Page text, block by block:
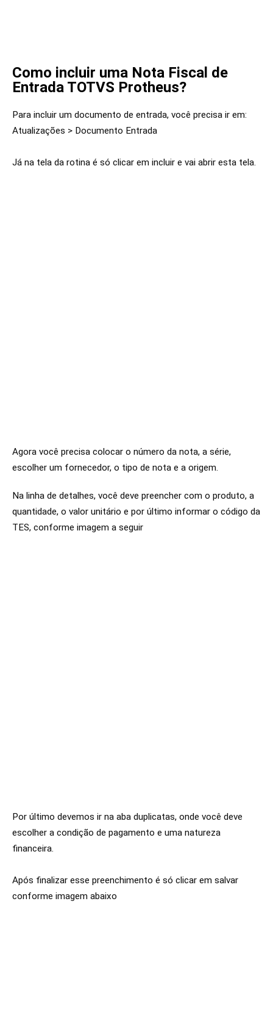
Como incluir uma Nota Fiscal de
Entrada TOTVS Protheus?
Para incluir um documento de entrada, você precisa ir em:
Atualizações > Documento Entrada
Já na tela da rotina é só clicar em incluir e vai abrir esta tela.
Agora você precisa colocar o número da nota, a série,
escolher um fornecedor, o tipo de nota e a origem.
Na linha de detalhes, você deve preencher com o produto, a
quantidade, o valor unitário e por último informar o código da
TES, conforme imagem a seguir
Por último devemos ir na aba duplicatas, onde você deve
escolher a condição de pagamento e uma natureza
financeira.
Após finalizar esse preenchimento é só clicar em salvar
conforme imagem abaixo